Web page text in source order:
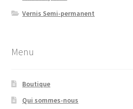
Vernis Semi-permanent
Menu
Boutique
Qui sommes-nous